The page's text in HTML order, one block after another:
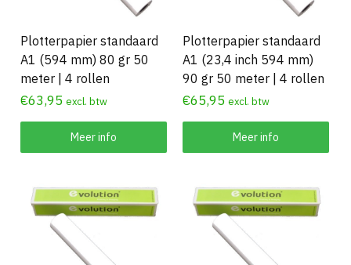
Plotterpapier standaard
A1 (594 mm) 80 gr 50
meter | 4 rollen
€63,95 excl. btw
Meer info
Plotterpapier standaard
A1 (23,4 inch 594 mm)
90 gr 50 meter | 4 rollen
€65,95 excl. btw
Meer info